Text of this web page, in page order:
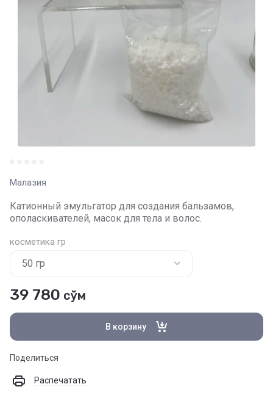
Малазия
Катионный эмульгатор для создания бальзамов,
ополаскивателей, масок для тела и волос.
косметика гр
39 780 сўм
В корзину
Поделиться
Распечатать